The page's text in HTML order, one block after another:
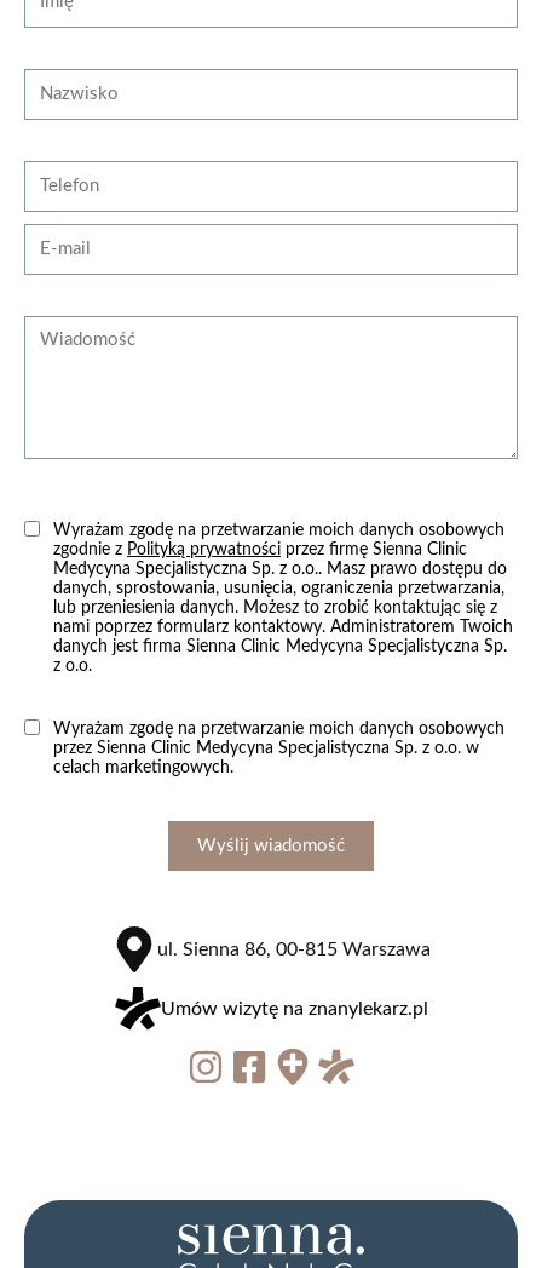
Wyrażam zgodę na przetwarzanie moich danych osobowych
zgodnie z Polityką prywatności przez firmę Sienna Clinic
Medycyna Specjalistyczna Sp. z o.o.. Masz prawo dostępu do
danych, sprostowania, usunięcia, ograniczenia przetwarzania,
lub przeniesienia danych. Możesz to zrobić kontaktując się z
nami poprzez formularz kontaktowy. Administratorem Twoich
danych jest firma Sienna Clinic Medycyna Specjalistyczna Sp.
z o.o.
Wyrażam zgodę na przetwarzanie moich danych osobowych
przez Sienna Clinic Medycyna Specjalistyczna Sp. z o.o. w
celach marketingowych.
Wyślij wiadomość
ul. Sienna 86, 00-815 Warszawa
Umów wizytę na znanylekarz.pl